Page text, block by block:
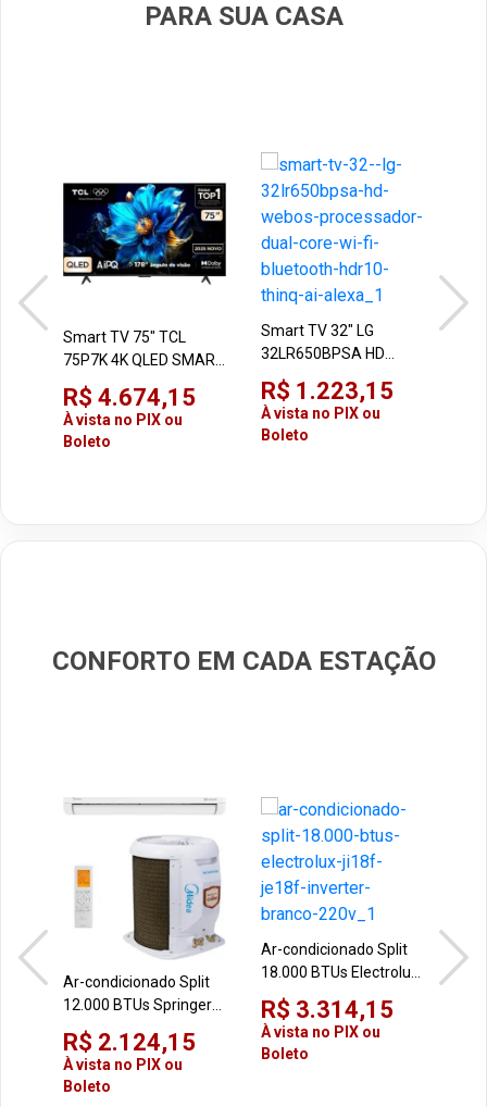
PARA SUA CASA
Smart TV 75" TCL
75P7K 4K QLED SMART
UHD GOOGLE TV
R$ 4.674,15
À vista no PIX ou
Boleto
Smart TV 32" LG
32LR650BPSA HD
webOS Processador
Dual Core Wi-Fi
Bluetooth HDR10 ThinQ
AI Alexa
R$ 1.223,15
À vista no PIX ou
Boleto
CONFORTO EM CADA ESTAÇÃO
Ar-condicionado Split
12.000 BTUs Springer
Midea
38TBVCA12M5/42EBVCA12M5
Airvolution Inverter
Branco 220V
R$ 2.124,15
À vista no PIX ou
Boleto
Ar-condicionado Split
18.000 BTUs Electrolux
JI18F/JE18F Inverter
Branco 220V
R$ 3.314,15
À vista no PIX ou
Boleto